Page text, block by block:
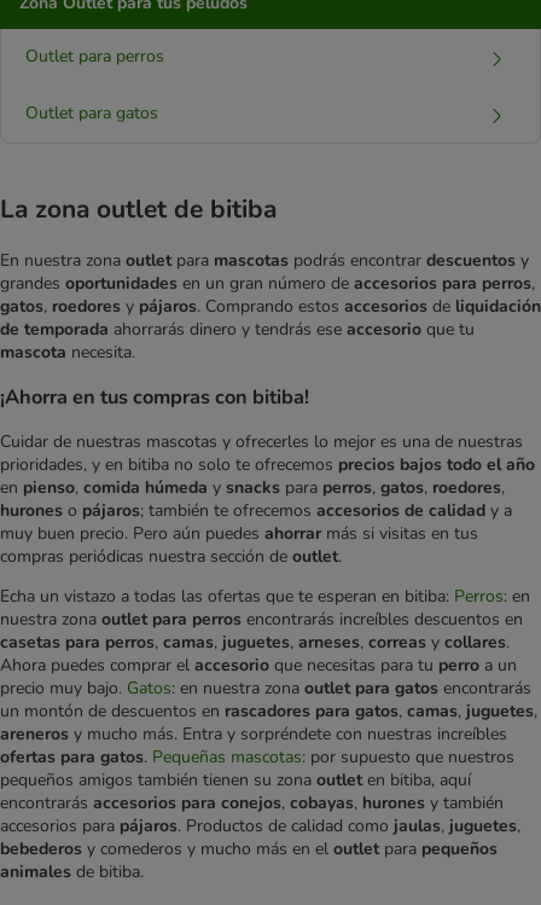
Outlet para perros
Outlet para gatos
La zona outlet de bitiba
En nuestra zona outletpara mascotas podrás encontrar descuentos y
grandes oportunidades en un gran número de accesorios para perros,
gatos, roedores y pájaros. Comprando estos accesorios de liquidación
de temporada ahorrarás dinero y tendrás ese accesorio que tu
mascota necesita.
¡Ahorra en tus compras con bitiba!
Cuidar de nuestras mascotas y ofrecerles lo mejor es una de nuestras
prioridades, y en bitiba no solo te ofrecemos precios bajos todo el año
en pienso, comida húmeda y snacks para perros, gatos, roedores,
hurones o pájaros; también te ofrecemos accesorios de calidad y a
muy buen precio. Pero aún puedes ahorrarmás si visitas en tus
compras periódicas nuestra sección de outlet.
Echa un vistazo a todas las ofertas que te esperan en bitiba: Perros: en
nuestra zona outlet para perros encontrarás increíbles descuentos en
casetas para perros, camas, juguetes, arneses, correas y collares.
Ahora puedes comprar el accesorio que necesitas para tu perro a un
precio muy bajo. Gatos: en nuestra zona outlet para gatos encontrarás
un montón de descuentos en rascadores para gatos, camas, juguetes,
areneros y mucho más. Entra y sorpréndete con nuestras increíbles
ofertas para gatos. Pequeñas mascotas: por supuesto que nuestros
pequeños amigos también tienen su zona outleten bitiba, aquí
encontrarás accesorios para conejos, cobayas, hurones y también
accesorios para pájaros. Productos de calidad como jaulas, juguetes,
bebederos y comederos y mucho más en el outletpara pequeños
animales de bitiba.